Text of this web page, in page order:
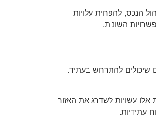
הנכס, להפחית עלויות
השונות.
שיכולים להתרחש בעתיד.
אלו עשויות לשדרג את האזור
עתידיות.